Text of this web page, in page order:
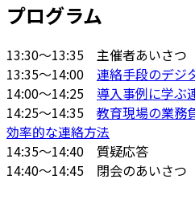
プログラム
13:30～13:35 主催者あいさつ
13:35～14:00 連絡手段のデジ
14:00～14:25 導入事例に学ぶ
14:25～14:35 教育現場の業務
効率的な連絡方法
14:35～14:40 質疑応答
14:40～14:45 閉会のあいさつ